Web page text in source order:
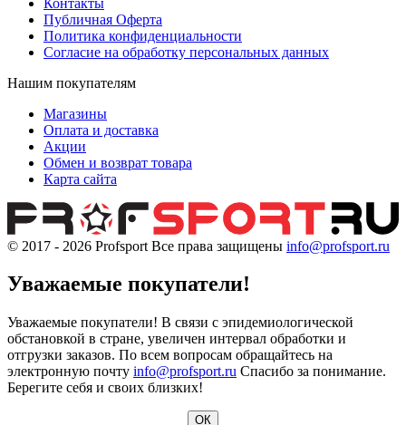
Контакты
Публичная Оферта
Политика конфиденциальности
Согласие на обработку персональных данных
Нашим покупателям
Магазины
Оплата и доставка
Акции
Обмен и возврат товара
Карта сайта
© 2017 - 2026 Profsport Все права защищены info@profsport.ru
Уважаемые покупатели!
Уважаемые покупатели! В связи с эпидемиологической
обстановкой в стране, увеличен интервал обработки и
отгрузки заказов. По всем вопросам обращайтесь на
электронную почту info@profsport.ru Спасибо за понимание.
Берегите себя и своих близких!
ОК